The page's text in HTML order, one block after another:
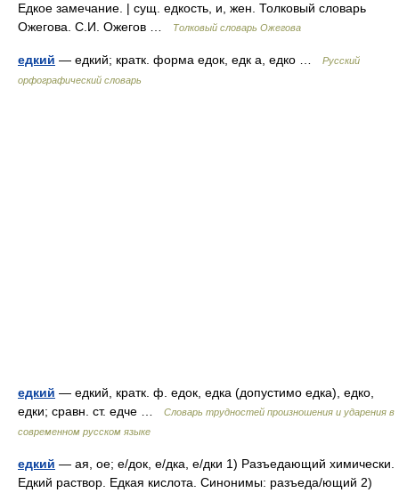
Едкое замечание. | сущ. едкость, и, жен. Толковый словарь
Ожегова. С.И. Ожегов …
Толковый словарь Ожегова
едкий — едкий; кратк. форма едок, едк а, едко …
Русский
орфографический словарь
едкий — едкий, кратк. ф. едок, едка (допустимо едка), едко,
едки; сравн. ст. едче …
Словарь трудностей произношения и ударения в
современном русском языке
едкий — ая, ое; е/док, е/дка, е/дки 1) Разъедающий химически.
Едкий раствор. Едкая кислота. Синонимы: разъеда/ющий 2)